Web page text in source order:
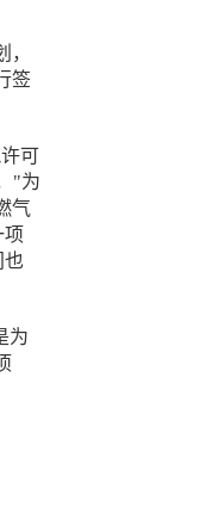
签
可
"为
气
项
也
为